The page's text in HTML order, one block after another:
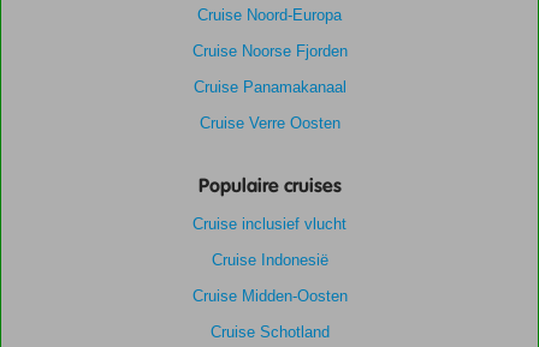
Cruise Noord-Europa
Cruise Noorse Fjorden
Cruise Panamakanaal
Cruise Verre Oosten
Populaire cruises
Cruise inclusief vlucht
Cruise Indonesië
Cruise Midden-Oosten
Cruise Schotland